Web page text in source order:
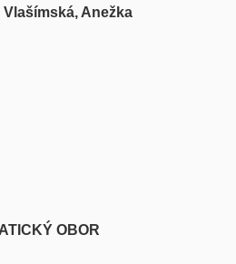
Vlašímská, Anežka
OBOR